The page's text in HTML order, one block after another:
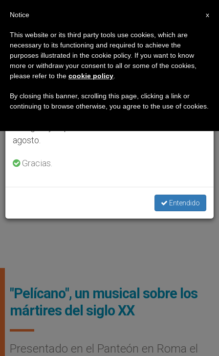
"Pelícano", un musical sobre los
mártires del siglo XX
Presentado en el Panteón en Roma el
×
Aviso importante
Del 27 de julio al 7 de agosto haremos la pausa
anual, aprovechando que en el periodo de verano
se generan menos informaciones y también el
agosto.
Gracias.
Entendido
x
Notice
This website or its third party tools use cookies, which are
necessary to its functioning and required to achieve the
purposes illustrated in the cookie policy. If you want to know
more or withdraw your consent to all or some of the cookies,
please refer to the cookie policy
By closing this banner, scrolling this page, clicking a link or
continuing to browse otherwise, you agree to the use of cookies.